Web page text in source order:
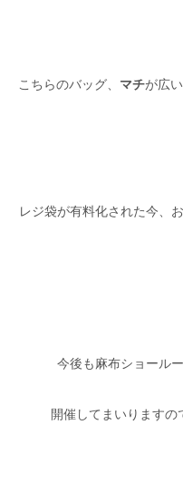
こちらのバッグ、 マチが広
レジ袋が有料化された今、
今後も麻布ショール
開催してまいります